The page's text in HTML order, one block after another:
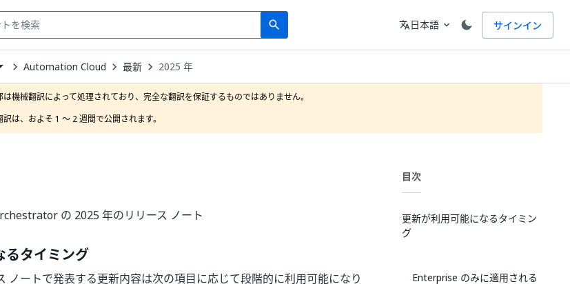
search
Search 言語
translate日本語 expand_more サインイン
Automation Cloud 最新 2025 年
機械翻訳によって処理されており、完全な翻訳を保証するものではありません。
は、およそ 1 ～ 2 週間で公開されます。
の 2025 年のリリース ノート
るタイミング
ートで発表する更新内容は次の項目に応じて段階的に利用可能になり
目次
更新が利用可能になるタイミン
グ
Enterprise のみに適用される